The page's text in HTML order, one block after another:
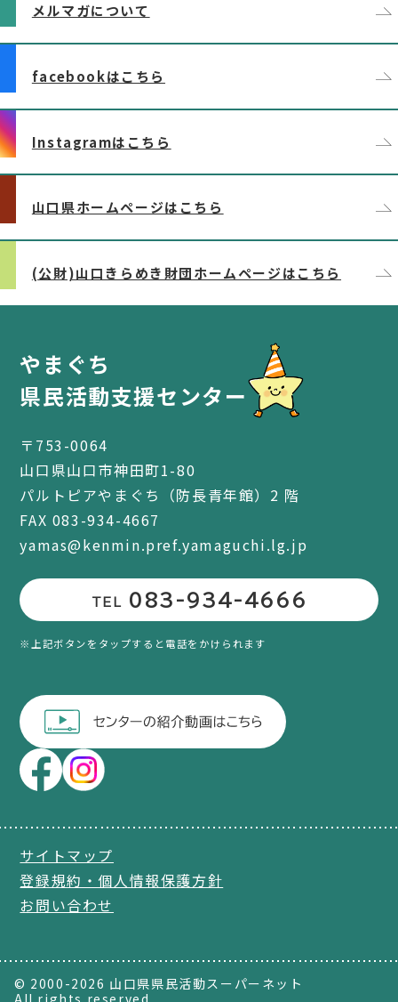
メルマガについて
facebookはこちら
Instagramはこちら
山口県ホームページはこちら
(公財)山口きらめき財団ホームページはこちら
やまぐち
県民活動支援センター
〒753-0064
山口県山口市神田町1-80
パルトピアやまぐち（防長青年館）2 階
FAX 083-934-4667
yamas@kenmin.pref.yamaguchi.lg.jp
TEL 083-934-4666
※上記ボタンをタップすると電話をかけられます
サイトマップ
登録規約・個人情報保護方針
お問い合わせ
© 2000-2026 山口県県民活動スーパーネット